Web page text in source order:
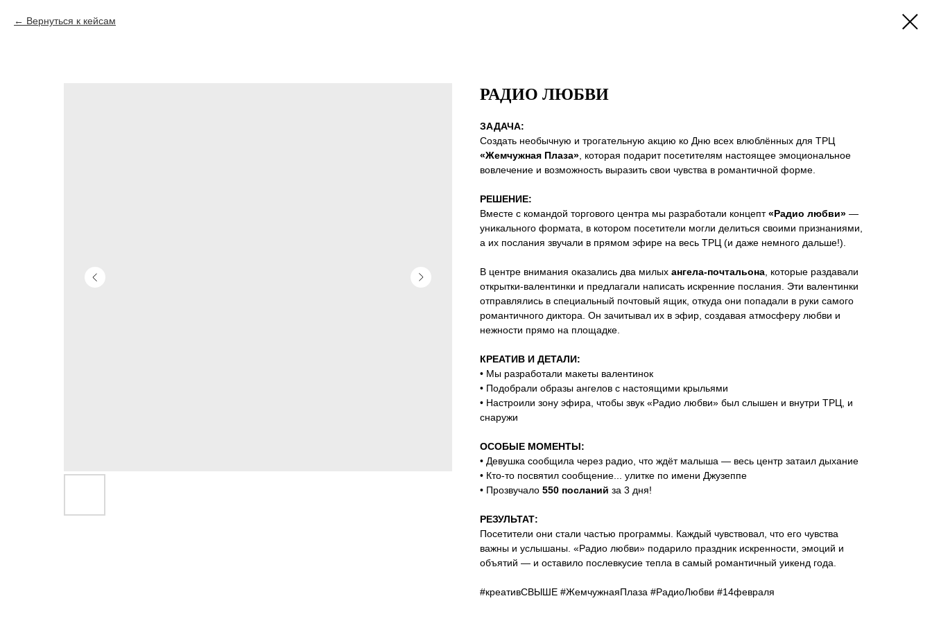
Вернуться к кейсам
РАДИО ЛЮБВИ
ЗАДАЧА:
Создать необычную и трогательную акцию ко Дню всех влюблённых для ТРЦ
«Жемчужная Плаза» , которая подарит посетителям настоящее эмоциональное
вовлечение и возможность выразить свои чувства в романтичной форме.
РЕШЕНИЕ:
Вместе с командой торгового центра мы разработали концепт«Радио любви» —
уникального формата, в котором посетители могли делиться своими признаниями,
а их послания звучали в прямом эфире на весь ТРЦ (и даже немного дальше!).
В центре внимания оказались два милых ангела-почтальона , которые раздавали
открытки-валентинки и предлагали написать искренние послания. Эти валентинки
отправлялись в специальный почтовый ящик, откуда они попадали в руки самого
романтичного диктора. Он зачитывал их в эфир, создавая атмосферу любви и
нежности прямо на площадке.
КРЕАТИВ И ДЕТАЛИ:
• Мы разработали макеты валентинок
• Подобрали образы ангелов с настоящими крыльями
• Настроили зону эфира, чтобы звук «Радио любви» был слышен и внутри ТРЦ, и
снаружи
ОСОБЫЕ МОМЕНТЫ:
• Девушка сообщила через радио, что ждёт малыша — весь центр затаил дыхание
• Кто-то посвятил сообщение... улитке по имени Джузеппе
• Прозвучало 550 посланий за 3 дня!
РЕЗУЛЬТАТ:
Посетители они стали частью программы. Каждый чувствовал, что его чувства
важны и услышаны. «Радио любви» подарило праздник искренности, эмоций и
объятий — и оставило послевкусие тепла в самый романтичный уикенд года.
#креативСВЫШЕ #ЖемчужнаяПлаза #РадиоЛюбви #14февраля